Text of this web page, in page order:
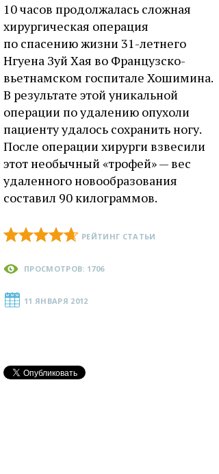
10 часов продолжалась сложная
хирургическая операция
по спасению жизни 31-летнего
Нгуена Зуй Хая во Французско-
вьетнамском госпитале Хошимина.
В результате этой уникальной
операции по удалению опухоли
пациенту удалось сохранить ногу.
После операции хирурги взвесили
этот необычный «трофей» — вес
удаленного новообразования
составил 90 килограммов.
РЕЙТИНГ СТАТЬИ
ПРОСМОТРОВ: 1706
11 ЯНВАРЯ 2012